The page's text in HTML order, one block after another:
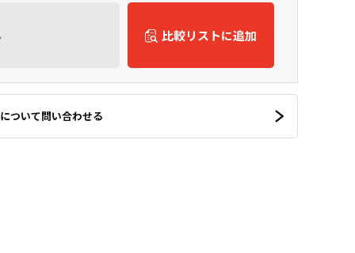
比較リストに追加
ついて問い合わせる